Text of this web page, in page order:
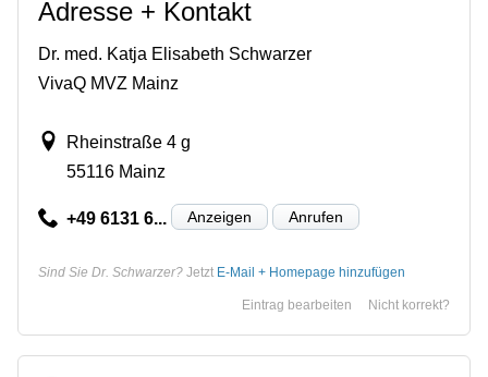
Adresse + Kontakt
Dr. med. Katja Elisabeth Schwarzer
VivaQ MVZ Mainz
Rheinstraße 4 g
55116 Mainz
+49 6131 6... Anzeigen Anrufen
Sind Sie Dr. Schwarzer? Jetzt E-Mail + Homepage hinzufügen
Nicht korrekt?
Eintrag bearbeiten